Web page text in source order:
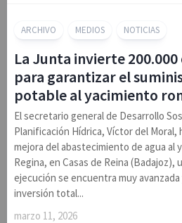
ARCHIVO MEDIOS NOTICIAS
La Junta invierte
para garantizar el
potable al yacimiento
El secretario general de Desarrollo
Planificación Hídrica, Víctor del Moral,
mejora del abastecimiento de agua al
Regina, en Casas de Reina (Badajoz),
ejecución se encuentra muy
inversión total...
marzo 11, 2026